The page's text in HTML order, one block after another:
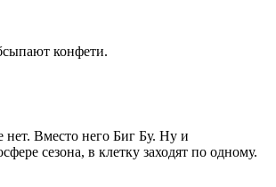
конфети.
Вместо него Биг Бу. Ну и
сезона, в клетку заходят по одному.